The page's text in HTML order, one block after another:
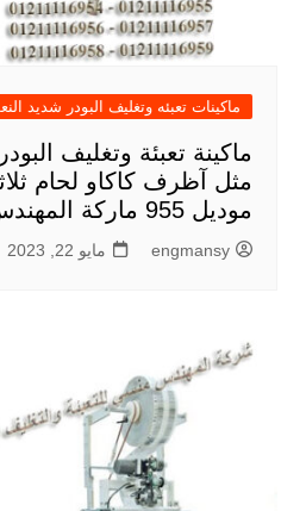
ماكينات تعبئه وتغليف البودر شديد
ماكينة تعبئة وتغليف
مثل آظرف كاكاو لحام
موديل 955 ماركة المهندس منسى
engmansy مايو 22, 2023